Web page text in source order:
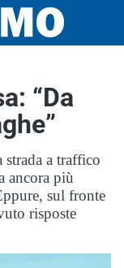
“Da
strada a traffico
ancora più
sul fronte
risposte